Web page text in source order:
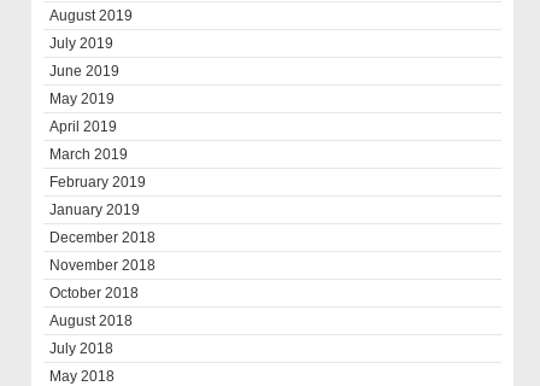
August 2019
July 2019
June 2019
May 2019
April 2019
March 2019
February 2019
January 2019
December 2018
November 2018
October 2018
August 2018
July 2018
May 2018